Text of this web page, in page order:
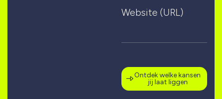
Website (URL)
Ontdek welke kansen
jij laat liggen